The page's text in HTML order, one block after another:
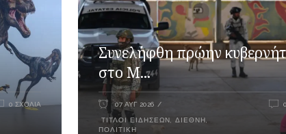
0 ΣΧΌΛΙΑ
Συνελήφθη πρώην
στο Μ...
07 ΑΥΓ 2026
ΤΊΤΛΟΙ ΕΙΔΉΣΕΩΝ ΔΙΕΘΝΉ
ΠΟΛΙΤΙΚΉ